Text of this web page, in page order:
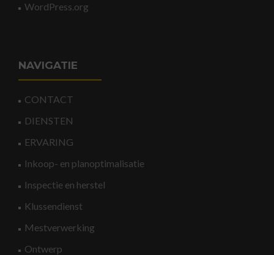
WordPress.org
NAVIGATIE
CONTACT
DIENSTEN
ERVARING
Inkoop- en planoptimalisatie
Inspectie en herstel
Klussendienst
Mestverwerking
Ontwerp